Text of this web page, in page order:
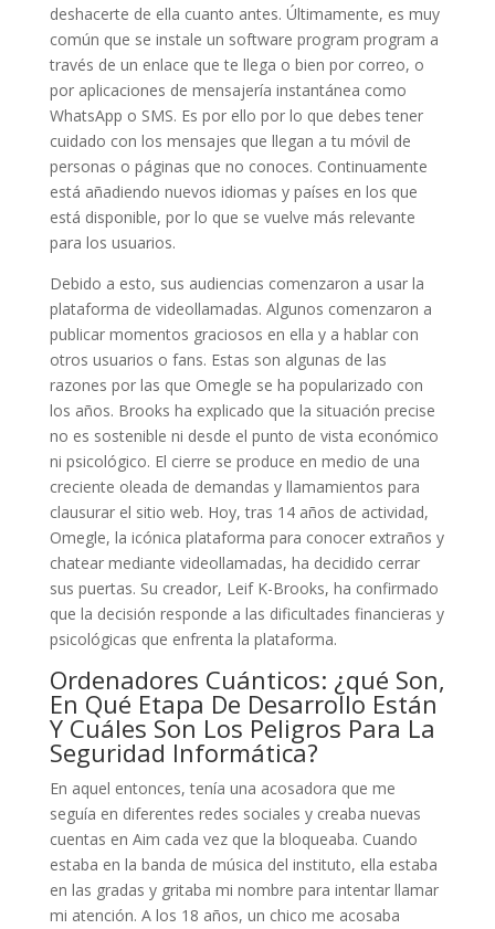
deshacerte de ella cuanto antes. Últimamente, es muy
común que se instale un software program program a
través de un enlace que te llega o bien por correo, o
por aplicaciones de mensajería instantánea como
WhatsApp o SMS. Es por ello por lo que debes tener
cuidado con los mensajes que llegan a tu móvil de
personas o páginas que no conoces. Continuamente
está añadiendo nuevos idiomas y países en los que
está disponible, por lo que se vuelve más relevante
para los usuarios.
Debido a esto, sus audiencias comenzaron a usar la
plataforma de videollamadas. Algunos comenzaron a
publicar momentos graciosos en ella y a hablar con
otros usuarios o fans. Estas son algunas de las
razones por las que Omegle se ha popularizado con
los años. Brooks ha explicado que la situación precise
no es sostenible ni desde el punto de vista económico
ni psicológico. El cierre se produce en medio de una
creciente oleada de demandas y llamamientos para
clausurar el sitio web. Hoy, tras 14 años de actividad,
Omegle, la icónica plataforma para conocer extraños y
chatear mediante videollamadas, ha decidido cerrar
sus puertas. Su creador, Leif K-Brooks, ha confirmado
que la decisión responde a las dificultades financieras y
psicológicas que enfrenta la plataforma.
Ordenadores Cuánticos: ¿qué Son,
En Qué Etapa De Desarrollo Están
Y Cuáles Son Los Peligros Para La
Seguridad Informática?
En aquel entonces, tenía una acosadora que me
seguía en diferentes redes sociales y creaba nuevas
cuentas en Aim cada vez que la bloqueaba. Cuando
estaba en la banda de música del instituto, ella estaba
en las gradas y gritaba mi nombre para intentar llamar
mi atención. A los 18 años, un chico me acosaba